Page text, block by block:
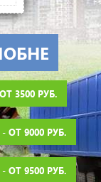
3500 РУБ.
ОТ 9000 РУБ.
ОТ 9500 РУБ.